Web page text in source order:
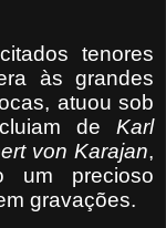
tenores
às grandes
atuou sob
de Karl
von Karajan,
um precioso
gravações.